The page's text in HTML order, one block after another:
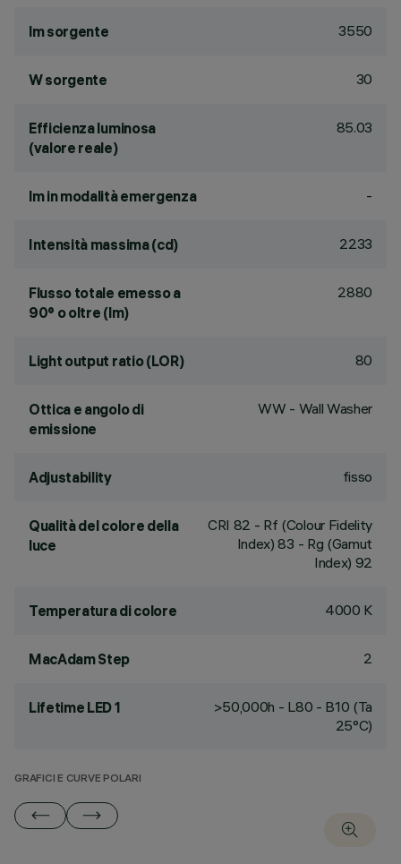
lm sorgente 3550
W sorgente 30
Efficienza luminosa
(valore reale)
85.03
lm in modalità emergenza -
Intensità massima (cd) 2233
Flusso totale emesso a
90° o oltre (lm)
2880
Light output ratio (LOR) 80
Ottica e angolo di
emissione
WW - Wall Washer
Adjustability fisso
Qualità del colore della
luce
CRI 82 - Rf (Colour Fidelity
Index) 83 - Rg (Gamut
Index) 92
Temperatura di colore 4000 K
MacAdam Step 2
Lifetime LED 1
>50,000h - L80 - B10 (Ta
25°C)
GRAFICI E CURVE POLARI